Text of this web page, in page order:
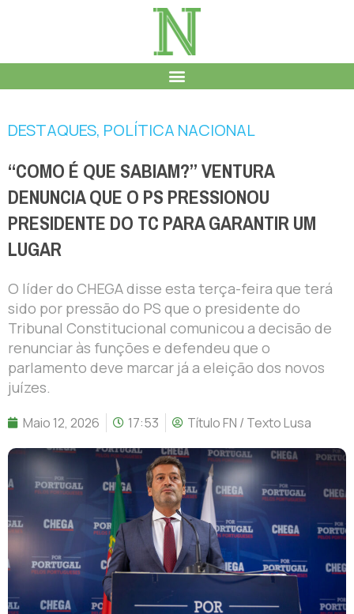
DESTAQUES, POLÍTICA NACIONAL
“COMO É QUE SABIAM?” VENTURA
DENUNCIA QUE O PS PRESSIONOU
PRESIDENTE DO TC PARA GARANTIR UM
LUGAR
O líder do CHEGA disse esta terça-feira que terá
sido por pressão do PS que o presidente do
Tribunal Constitucional comunicou a decisão de
renunciar às funções e defendeu que o
parlamento deve marcar já a eleição dos novos
juízes.
Maio 12, 2026 17:53 Título FN / Texto Lusa